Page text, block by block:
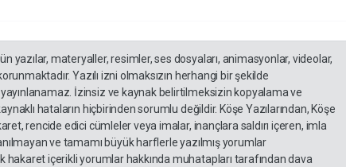
yazılar, materyaller, resimler, ses dosyaları, animasyonlar, videolar,
Yazılı izni olmaksızın herhangi bir şekilde
İzinsiz ve kaynak belirtilmeksizin kopyalama ve
hataların hiçbirinden sorumlu değildir. Köşe Yazılarından, Köşe
rencide edici cümleler veya imalar, inançlara saldırı içeren, imla
ve tamamı büyük harflerle yazılmış yorumlar
hakaret içerikli yorumlar hakkında muhatapları tarafından dava